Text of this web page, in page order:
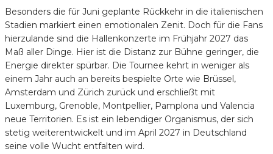
Besonders die für Juni geplante Rückkehr in die italienischen
Stadien markiert einen emotionalen Zenit. Doch für die Fans
hierzulande sind die Hallenkonzerte im Frühjahr 2027 das
Maß aller Dinge. Hier ist die Distanz zur Bühne geringer, die
Energie direkter spürbar. Die Tournee kehrt in weniger als
einem Jahr auch an bereits bespielte Orte wie Brüssel,
Amsterdam und Zürich zurück und erschließt mit
Luxemburg, Grenoble, Montpellier, Pamplona und Valencia
neue Territorien. Es ist ein lebendiger Organismus, der sich
stetig weiterentwickelt und im April 2027 in Deutschland
seine volle Wucht entfalten wird.